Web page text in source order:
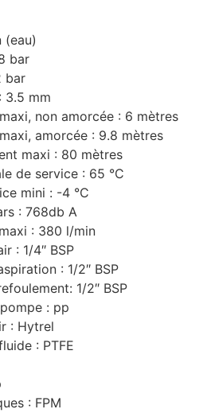
(eau)
bar
bar
3.5 mm
non amorcée : 6 mètres
amorcée : 9.8 mètres
maxi : 80 mètres
de service : 65 °C
mini : -4 °C
: 768db A
: 380 l/min
: 1/4″ BSP
: 1/2″ BSP
1/2″ BSP
: pp
: Hytrel
: PTFE
: FPM